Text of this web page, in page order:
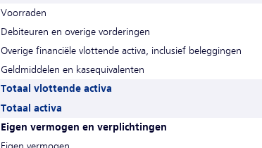
Voorraden
Debiteuren en overige vorderingen
Overige financiële vlottende activa, inclusief beleggingen
Geldmiddelen en kasequivalenten
Totaal vlottende activa
Totaal activa
Eigen vermogen en verplichtingen